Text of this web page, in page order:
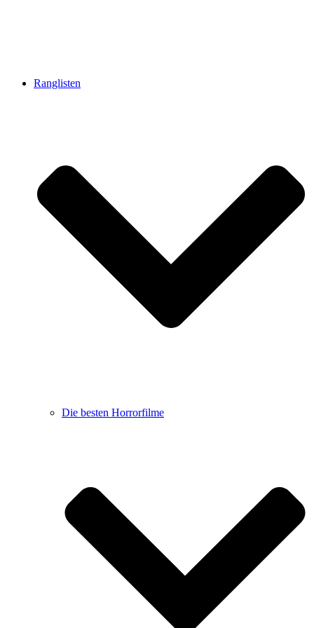
Ranglisten
Die besten Horrorfilme